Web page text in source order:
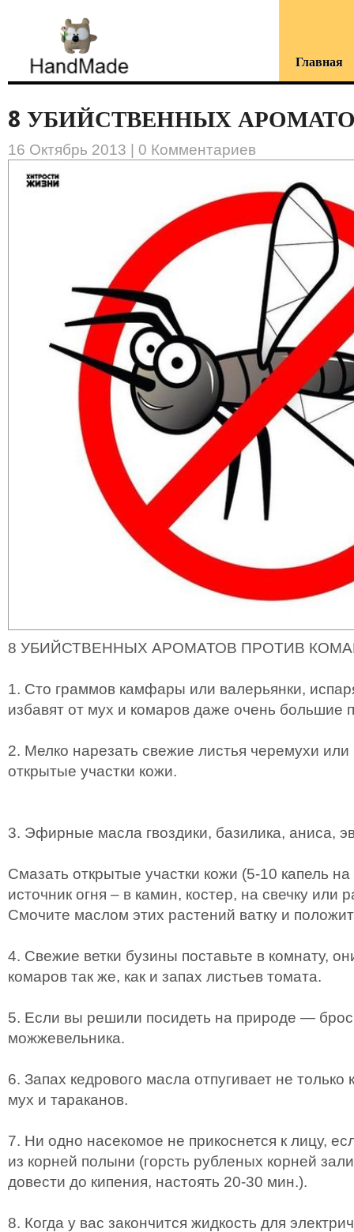
Главная
8 УБИЙСТВЕННЫХ
16 Октябрь 2013 | 0 Комментариев
8 УБИЙСТВЕННЫХ АРОМАТОВ ПРОТИВ
1. Сто граммов камфары или валерьянки,
избавят от мух и комаров даже очень большие
2. Мелко нарезать свежие листья черемухи
открытые участки кожи.
3. Эфирные масла гвоздики, базилика, аниса,
Смазать открытые участки кожи (5-10 капель
источник огня – в камин, костер, на свечку или
Смочите маслом этих растений ватку и
4. Свежие ветки бузины поставьте в комнату,
комаров так же, как и запах листьев томата.
5. Если вы решили посидеть на природе —
можжевельника.
6. Запах кедрового масла отпугивает не только
мух и тараканов.
7. Ни одно насекомое не прикоснется к лицу,
из корней полыни (горсть рубленых корней
довести до кипения, настоять 20-30 мин.).
8. Когда у вас закончится жидкость для